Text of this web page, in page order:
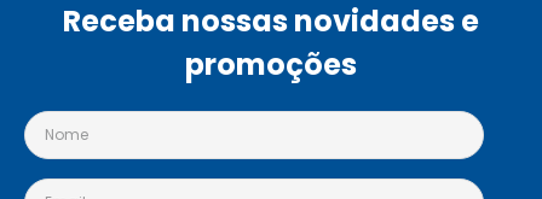
Receba nossas novidades e
promoções